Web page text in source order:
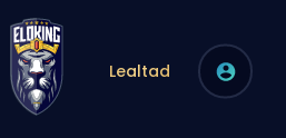
Lealtad